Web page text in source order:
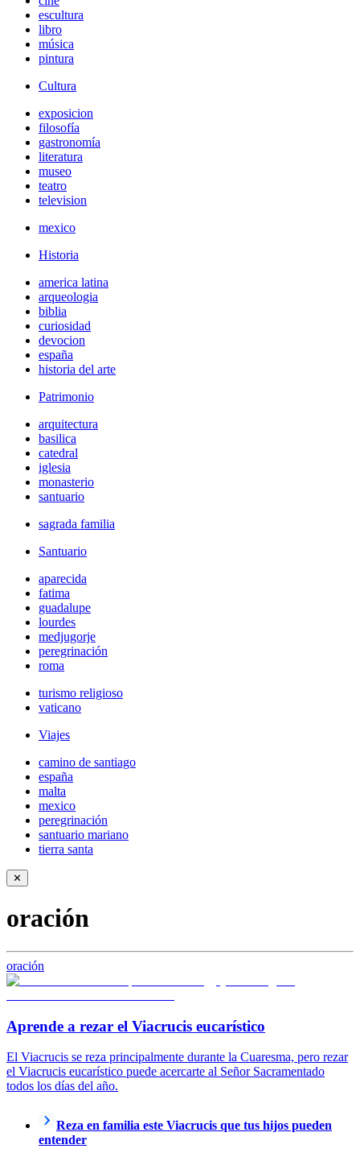
escultura
libro
música
pintura
Cultura
exposicion
filosofía
gastronomía
literatura
museo
teatro
television
mexico
Historia
america latina
arqueologia
biblia
curiosidad
devocion
españa
historia del arte
Patrimonio
arquitectura
basilica
catedral
iglesia
monasterio
santuario
sagrada familia
Santuario
aparecida
fatima
guadalupe
lourdes
medjugorje
peregrinación
roma
turismo religioso
vaticano
Viajes
camino de santiago
españa
malta
mexico
peregrinación
santuario mariano
tierra santa
✕
oración
oración
Aprende a rezar el Viacrucis eucarístico
El Viacrucis se reza principalmente durante la Cuaresma, pero rezar
el Viacrucis eucarístico puede acercarte al Señor Sacramentado
todos los días del año.
Reza en familia este Viacrucis que tus hijos pueden
entender